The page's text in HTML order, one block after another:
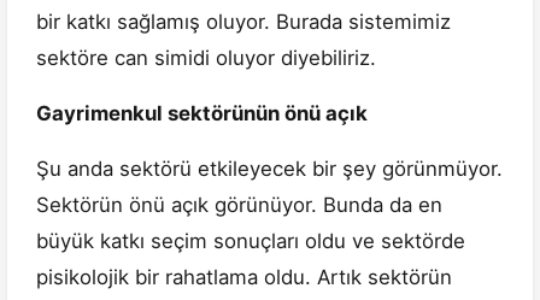
bir katkı sağlamış oluyor. Burada sistemimiz
sektöre can simidi oluyor diyebiliriz.
Gayrimenkul sektörünün önü açık
Şu anda sektörü etkileyecek bir şey görünmüyor.
Sektörün önü açık görünüyor. Bunda da en
büyük katkı seçim sonuçları oldu ve sektörde
pisikolojik bir rahatlama oldu. Artık sektörün